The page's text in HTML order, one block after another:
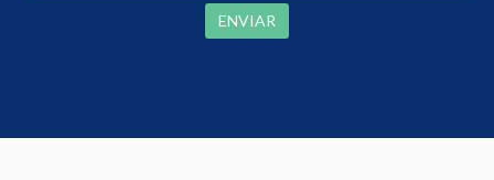
ENVIAR